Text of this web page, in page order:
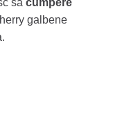
să cumpere
galbene